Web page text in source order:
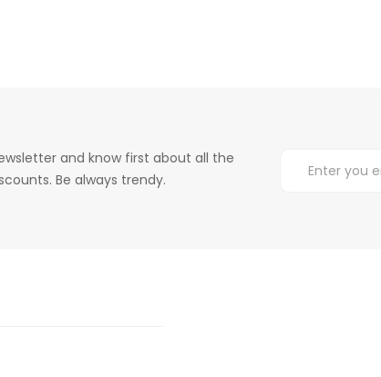
and know first about all the
Be always trendy.